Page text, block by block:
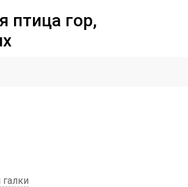
птица гор,